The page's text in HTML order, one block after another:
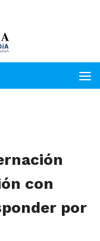
con
por